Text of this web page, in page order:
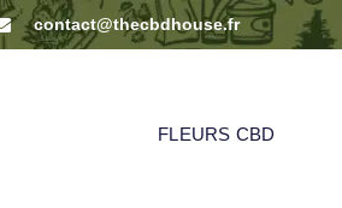
contact@thecbdhouse.fr
FLEURS CBD